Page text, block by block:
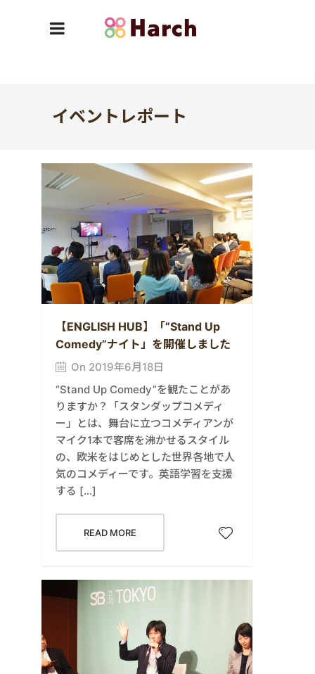
イベントレポート
【ENGLISH HUB】「”Stand Up
Comedy”ナイト」を開催しました
On 2019年6月18日
“Stand Up Comedy”を観たことがあ
りますか？「スタンダップコメディ
ー」とは、舞台に立つコメディアンが
マイク1本で客席を沸かせるスタイル
の、欧米をはじめとした世界各地で人
気のコメディーです。英語学習を支援
する […]
READ MORE